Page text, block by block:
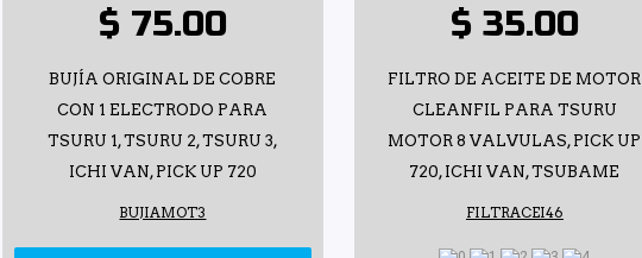
$ 75.00
BUJÍA ORIGINAL DE COBRE
CON 1 ELECTRODO PARA
TSURU 1, TSURU 2, TSURU 3,
ICHI VAN, PICK UP 720
BUJIAMOT3
$ 35.00
FILTRO DE ACEITE DE MOTOR
CLEANFIL PARA TSURU
MOTOR 8 VALVULAS, PICK UP
720, ICHI VAN, TSUBAME
FILTRACEI46